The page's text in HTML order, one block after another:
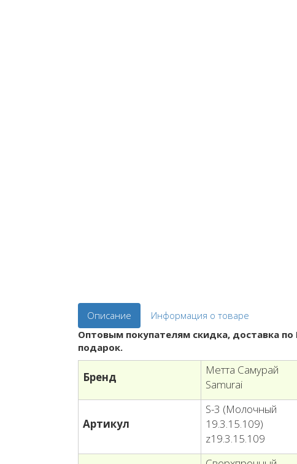
Описание
Информация о товаре
Оптовым покупателям скидка, доставка
подарок.
Бренд
Метта Самурай
Samurai
Артикул
S-3 (Молочный
19.3.15.109)
z19.3.15.109